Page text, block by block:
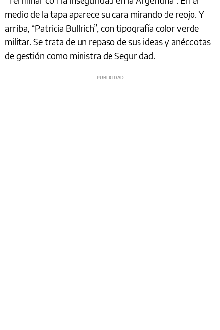
medio de la tapa aparece su cara mirando de reojo. Y
arriba, “Patricia Bullrich”, con tipografía color verde
militar. Se trata de un repaso de sus ideas y anécdotas
de gestión como ministra de Seguridad.